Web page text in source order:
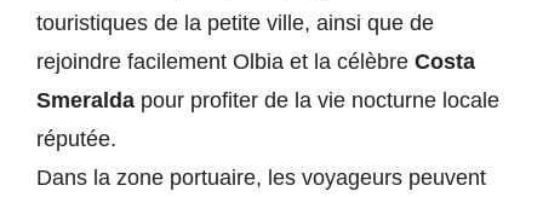
touristiques de la petite ville, ainsi que de
rejoindre facilement Olbia et la célèbre Costa
Smeraldapour profiter de la vie nocturne locale
réputée.
Dans la zone portuaire, les voyageurs peuvent